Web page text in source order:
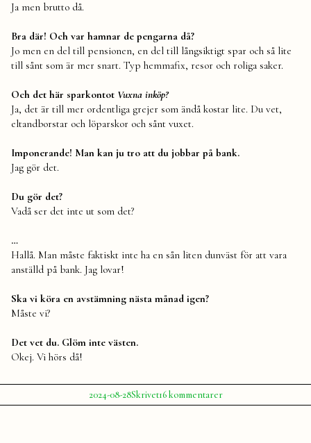
Ja men brutto då.
Bra där! Och var hamnar de pengarna då?
Jo men en del till pensionen, en del till långsiktigt spar och så lite
till sånt som är mer snart. Typ hemmafix, resor och roliga saker.
Och det här sparkontot Vuxna inköp?
Ja, det är till mer ordentliga grejer som ändå kostar lite. Du vet,
eltandborstar och löparskor och sånt vuxet.
Imponerande! Man kan ju tro att du jobbar på bank.
Jag gör det.
Du gör det?
Vadå ser det inte ut som det?
…
Hallå. Man måste faktiskt inte ha en sån liten dunväst för att vara
anställd på bank. Jag lovar!
Ska vi köra en avstämning nästa månad igen?
Måste vi?
Det vet du. Glöm inte västen.
Okej. Vi hörs då!
Publicerat
av
Julia
2024-08-28Publicerat
i
SkrivetEtiketter:
bank,
16 kommentarertill
Ett